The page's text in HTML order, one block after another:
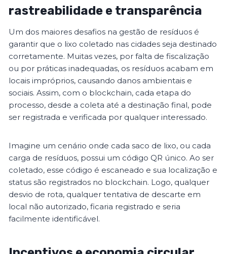
rastreabilidade e transparência
Um dos maiores desafios na gestão de resíduos é
garantir que o lixo coletado nas cidades seja destinado
corretamente. Muitas vezes, por falta de fiscalização
ou por práticas inadequadas, os resíduos acabam em
locais impróprios, causando danos ambientais e
sociais. Assim, com o blockchain, cada etapa do
processo, desde a coleta até a destinação final, pode
ser registrada e verificada por qualquer interessado.
Imagine um cenário onde cada saco de lixo, ou cada
carga de resíduos, possui um código QR único. Ao ser
coletado, esse código é escaneado e sua localização e
status são registrados no blockchain. Logo, qualquer
desvio de rota, qualquer tentativa de descarte em
local não autorizado, ficaria registrado e seria
facilmente identificável.